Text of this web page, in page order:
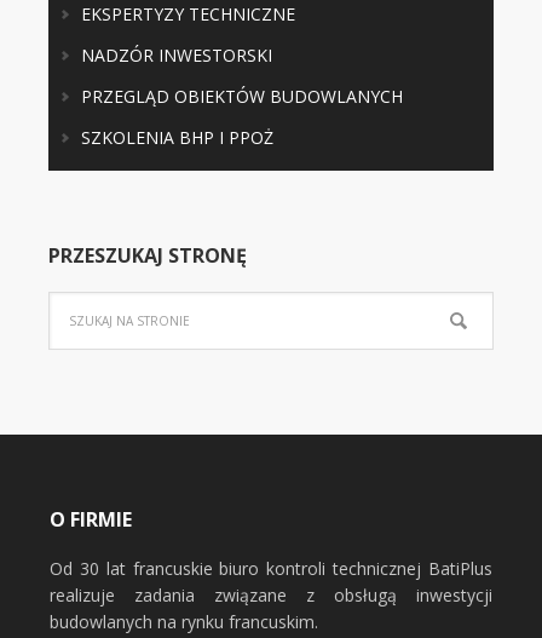
EKSPERTYZY TECHNICZNE
NADZÓR INWESTORSKI
PRZEGLĄD OBIEKTÓW BUDOWLANYCH
SZKOLENIA BHP I PPOŻ
PRZESZUKAJ STRONĘ
O FIRMIE
Od 30 lat francuskie biuro kontroli technicznej BatiPlus
realizuje zadania związane z obsługą inwestycji
budowlanych na rynku francuskim.